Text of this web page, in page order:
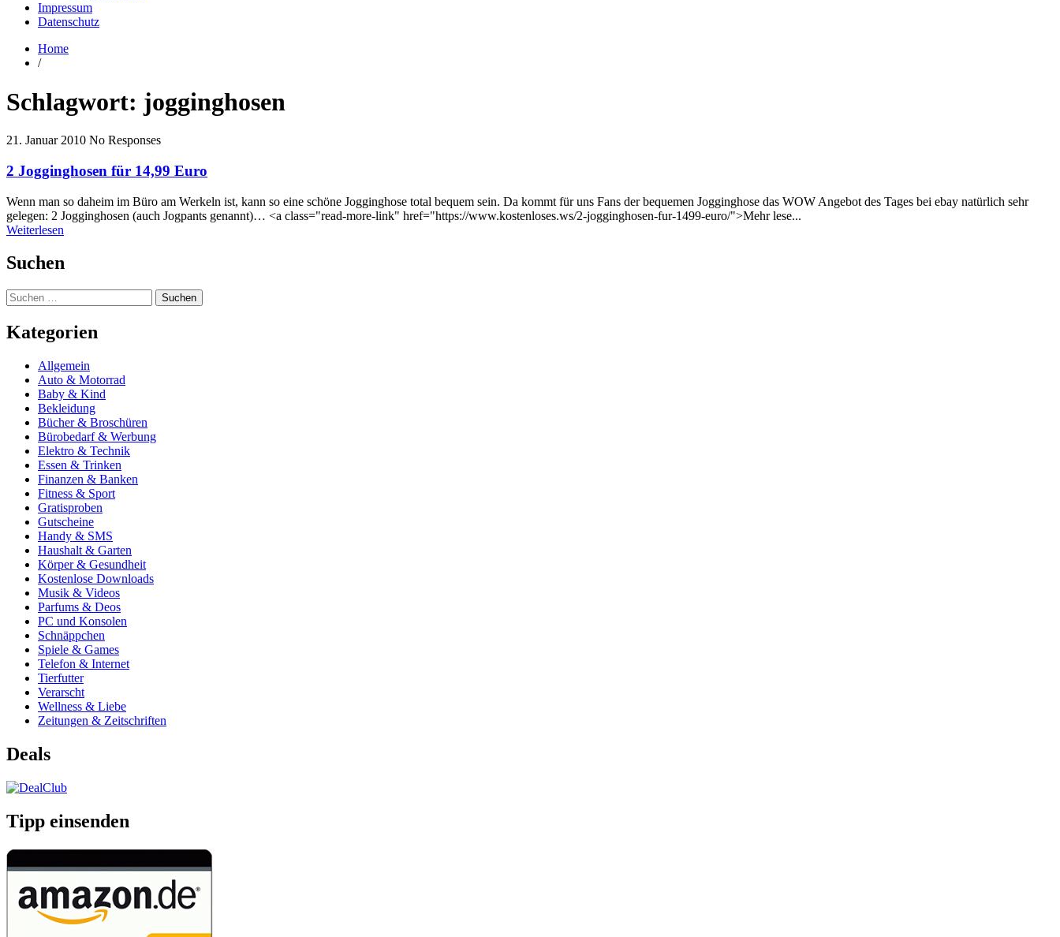
Impressum
Datenschutz
Home
/
Schlagwort: jogginghosen
21. Januar 2010 No Responses
2 Jogginghosen für 14,99 Euro
Wenn man so daheim im Büro am Werkeln ist, kann so eine schöne Jogginghose total bequem sein. Da kommt für uns Fans der bequemen Jogginghose das WOW Angebot des Tages bei ebay natürlich sehr
gelegen: 2 Jogginghosen (auch Jogpants genannt)… <a class="read-more-link" href="https://www.kostenloses.ws/2-jogginghosen-fur-1499-euro/">Mehr lese...
Weiterlesen
Suchen
Suchen
nach:
Kategorien
Allgemein
Auto & Motorrad
Baby & Kind
Bekleidung
Bücher & Broschüren
Bürobedarf & Werbung
Elektro & Technik
Essen & Trinken
Finanzen & Banken
Fitness & Sport
Gratisproben
Gutscheine
Handy & SMS
Haushalt & Garten
Körper & Gesundheit
Kostenlose Downloads
Musik & Videos
Parfums & Deos
PC und Konsolen
Schnäppchen
Spiele & Games
Telefon & Internet
Tierfutter
Verarscht
Wellness & Liebe
Zeitungen & Zeitschriften
Deals
Tipp einsenden